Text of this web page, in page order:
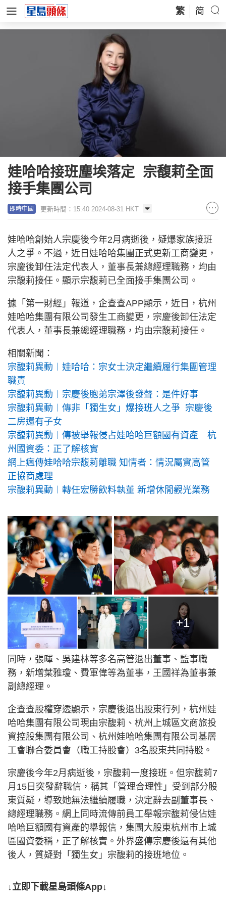
繁 简
娃哈哈接班塵埃落定 宗馥莉全面
接手集團公司
即時中國 更新時間：15:40 2024-08-31 HKT
娃哈哈創始人宗慶後今年2月病逝後，疑爆家族接班
人之爭。不過，近日娃哈哈集團正式更新工商變更，
宗慶後卸任法定代表人，董事長兼總經理職務，均由
宗馥莉接任。顯示宗馥莉已全面接手集團公司。
據「第一財經」報道，企查查APP顯示，近日，杭州
娃哈哈集團有限公司發生工商變更，宗慶後卸任法定
代表人，董事長兼總經理職務，均由宗馥莉接任。
相關新聞：
宗馥莉異動︱娃哈哈：宗女士決定繼續履行集團管理
職責
宗馥莉異動︱宗慶後胞弟宗澤後發聲：是件好事
宗馥莉異動︱傳非「獨生女」爆接班人之爭 宗慶後
二房還有子女
宗馥莉異動︱傳被舉報侵占娃哈哈巨額國有資產 杭
州國資委：正了解核實
網上瘋傳娃哈哈宗馥莉離職 知情者：情況屬實高管
正協商處理
宗馥莉異動︱轉任宏勝飲料執董 新增休閒觀光業務
+1
同時，張暉、吳建林等多名高管退出董事、監事職
務，新增葉雅瓊、費軍偉等為董事，王國祥為董事兼
副總經理。
企查查股權穿透顯示，宗慶後退出股東行列，杭州娃
哈哈集團有限公司現由宗馥莉、杭州上城區文商旅投
資控股集團有限公司、杭州娃哈哈集團有限公司基層
工會聯合委員會（職工持股會）3名股東共同持股。
宗慶後今年2月病逝後，宗馥莉一度接班。但宗馥莉7
月15日突發辭職信，稱其「管理合理性」受到部分股
東質疑，導致她無法繼續履職，決定辭去副董事長、
總經理職務。網上同時流傳前員工舉報宗馥莉侵佔娃
哈哈巨額國有資產的舉報信，集團大股東杭州市上城
區國資委稱，正了解核實。外界盛傳宗慶後還有其他
後人，質疑對「獨生女」宗馥莉的接班地位。
↓立即下載星島頭條App↓